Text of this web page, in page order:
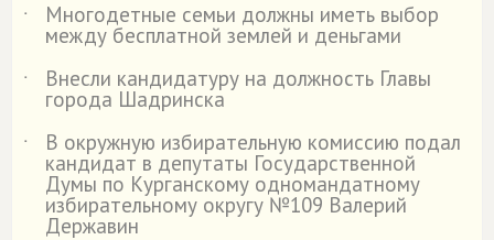
˙
Многодетные семьи должны иметь выбор
между бесплатной землей и деньгами
˙
Внесли кандидатуру на должность Главы
города Шадринска
˙
В окружную избирательную комиссию подал
кандидат в депутаты Государственной
Думы по Курганскому одномандатному
избирательному округу №109 Валерий
Державин